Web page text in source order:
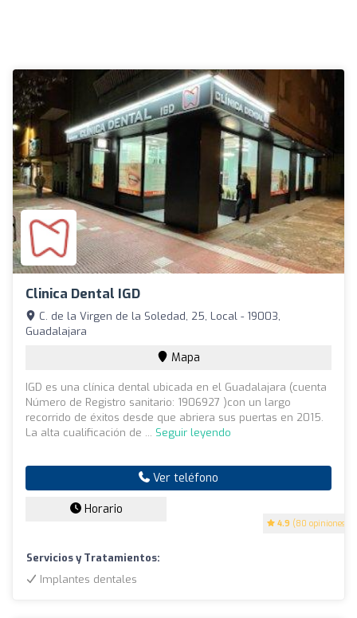
Clinica Dental IGD
4.9 (80 opiniones)
C. de la Virgen de la Soledad, 25, Local - 19003,
Guadalajara
Mapa
IGD es una clínica dental ubicada en el Guadalajara (cuenta
Número de Registro sanitario: 1906927 )con un largo
recorrido de éxitos desde que abriera sus puertas en 2015.
La alta cualificación de ... Seguir leyendo
Ver teléfono
Horario
Servicios y Tratamientos:
Implantes dentales